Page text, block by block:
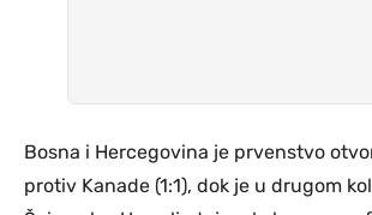
Bosna i Hercegovina je prvenstvo
protiv Kanade (1:1), dok je u drugom